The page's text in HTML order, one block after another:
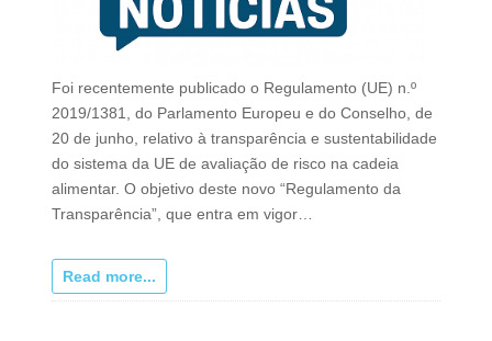
Foi recentemente publicado o Regulamento (UE) n.º
2019/1381, do Parlamento Europeu e do Conselho, de
20 de junho, relativo à transparência e sustentabilidade
do sistema da UE de avaliação de risco na cadeia
alimentar. O objetivo deste novo “Regulamento da
Transparência”, que entra em vigor…
Read more...